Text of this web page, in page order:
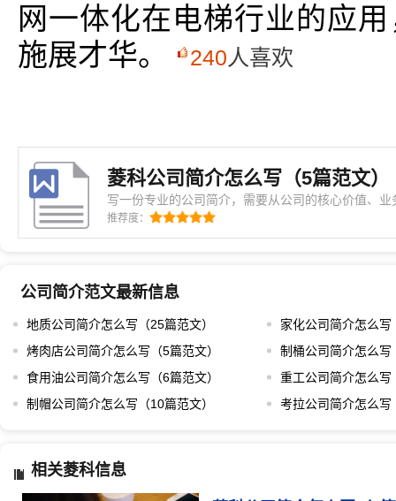
网一体化在电梯行业的应
施展才华。
240人喜欢
菱科公司简介怎么写（5篇范文）
写一份专业的公司简介，需要从公司的核心价值、
业的特色和优势充分展现出来。对于菱科公司来说
机会，既要展现专业的一面，又要拉近与客户的距
推荐度：
公司简介范文最新信息
地质公司简介怎么写（25篇范文）
家化公司简介怎么写
烤肉店公司简介怎么写（5篇范文）
制桶公司简介怎么写
食用油公司简介怎么写（6篇范文）
重工公司简介怎么写
制帽公司简介怎么写（10篇范文）
考拉公司简介怎么写
相关菱科信息